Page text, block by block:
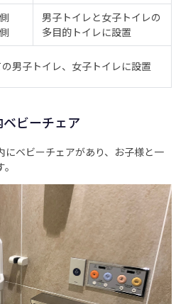
男子トイレと女子トイレの
多目的トイレに設置
の男子トイレ、女子トイレに設置
ベビーチェア
にベビーチェアがあり、お子様と一